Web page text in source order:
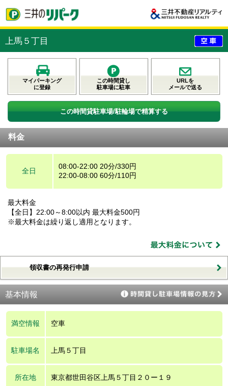
上馬５丁目
マイパーキング
に登録
この時間貸し
駐車場に駐車
URLを
メールで送る
この時間貸駐車場/駐輪場で精算する
料金
全日
08:00-22:00 20分/330円
22:00-08:00 60分/110円
最大料金
【全日】22:00～8:00以内 最大料金500円
※最大料金は繰り返し適用となります。
領収書の再発行申請
基本情報
満空情報 空車
駐車場名 上馬５丁目
所在地 東京都世田谷区上馬５丁目２０ー１９